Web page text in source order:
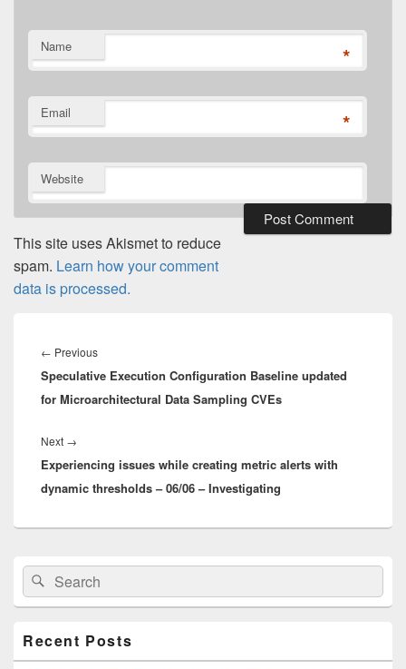
Name *
Email *
Website
This site uses Akismet to reduce
spam. Learn how your comment
data is processed.
navigation
← PreviousPrevious
post:
Speculative Execution Configuration Baseline updated
for Microarchitectural Data Sampling CVEs
Next →
post:
Experiencing issues while creating metric alerts with
dynamic thresholds – 06/06 – Investigating
Primary
Sidebar
Widget
Area
Search
for:
Search
Recent Posts